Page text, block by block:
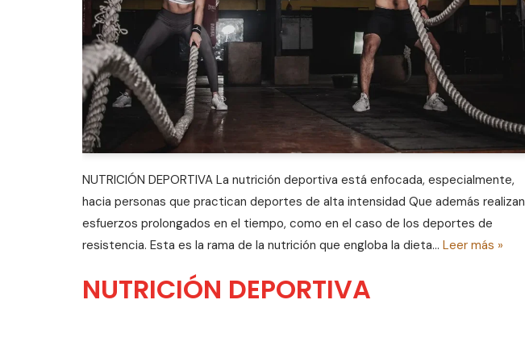
NUTRICIÓN DEPORTIVA La nutrición deportiva está enfocada, especialmente,
hacia personas que practican deportes de alta intensidad Que además realizan
esfuerzos prolongados en el tiempo, como en el caso de los deportes de
resistencia. Esta es la rama de la nutrición que engloba la dieta… Leer más »
NUTRICIÓN DEPORTIVA